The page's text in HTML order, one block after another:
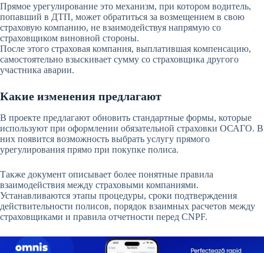
Прямое урегулирование это механизм, при котором водитель,
попавший в ДТП, может обратиться за возмещением в свою
страховую компанию, не взаимодействуя напрямую со
страховщиком виновной стороны.
После этого страховая компания, выплатившая компенсацию,
самостоятельно взыскивает сумму со страховщика другого
участника аварии.
Какие изменения предлагают
В проекте предлагают обновить стандартные формы, которые
используют при оформлении обязательной страховки ОСАГО. В
них появится возможность выбрать услугу прямого
урегулирования прямо при покупке полиса.
Также документ описывает более понятные правила
взаимодействия между страховыми компаниями.
Устанавливаются этапы процедуры, сроки подтверждения
действительности полисов, порядок взаимных расчетов между
страховщиками и правила отчетности перед CNPF.